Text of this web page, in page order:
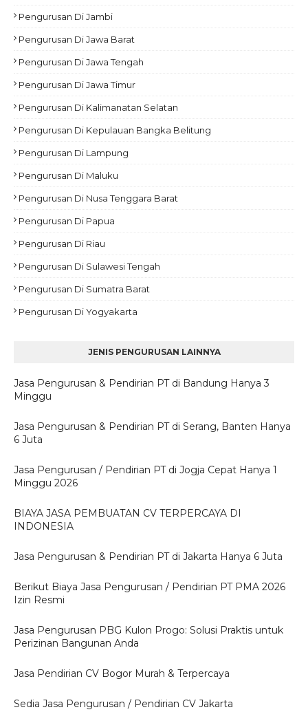
Pengurusan Di Jambi
Pengurusan Di Jawa Barat
Pengurusan Di Jawa Tengah
Pengurusan Di Jawa Timur
Pengurusan Di Kalimanatan Selatan
Pengurusan Di Kepulauan Bangka Belitung
Pengurusan Di Lampung
Pengurusan Di Maluku
Pengurusan Di Nusa Tenggara Barat
Pengurusan Di Papua
Pengurusan Di Riau
Pengurusan Di Sulawesi Tengah
Pengurusan Di Sumatra Barat
Pengurusan Di Yogyakarta
JENIS PENGURUSAN LAINNYA
Jasa Pengurusan & Pendirian PT di Bandung Hanya 3
Minggu
Jasa Pengurusan & Pendirian PT di Serang, Banten Hanya
6 Juta
Jasa Pengurusan / Pendirian PT di Jogja Cepat Hanya 1
Minggu 2026
BIAYA JASA PEMBUATAN CV TERPERCAYA DI
INDONESIA
Jasa Pengurusan & Pendirian PT di Jakarta Hanya 6 Juta
Berikut Biaya Jasa Pengurusan / Pendirian PT PMA 2026
Izin Resmi
Jasa Pengurusan PBG Kulon Progo: Solusi Praktis untuk
Perizinan Bangunan Anda
Jasa Pendirian CV Bogor Murah & Terpercaya
Sedia Jasa Pengurusan / Pendirian CV Jakarta